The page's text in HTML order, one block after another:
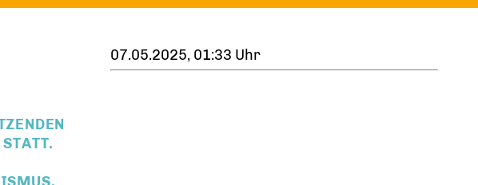
07.05.2025, 01:33 Uhr